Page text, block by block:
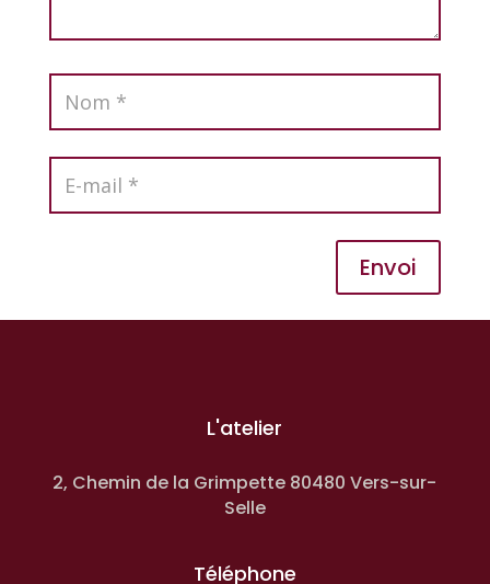
Envoi
L'atelier
2, Chemin de la Grimpette 80480 Vers-sur-
Selle
Téléphone